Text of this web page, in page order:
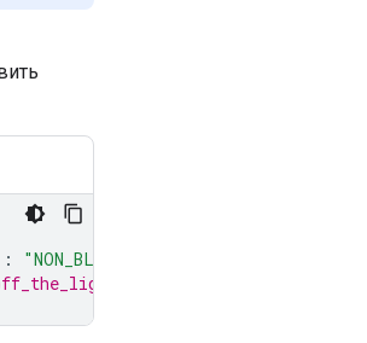
: "NON_BLOCKING"
will still pause all